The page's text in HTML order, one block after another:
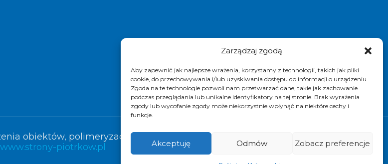
Zarządzaj zgodą
Aby zapewnić jak najlepsze wrażenia, korzystamy z technologii, takich jak pliki
cookie, do przechowywania i/lub uzyskiwania dostępu do informacji o urządzeniu.
Zgoda na te technologie pozwoli nam przetwarzać dane, takie jak zachowanie
podczas przeglądania lub unikalne identyfikatory na tej stronie. Brak wyrażenia
zgody lub wycofanie zgody może niekorzystnie wpłynąć na niektóre cechy i
funkcje.
Akceptuję Odmów Zobacz preferencje
obiektów, polimeryzacja posadzek. Realizacja i pozycjonowanie strony :
www.strony-piotrkow.pl